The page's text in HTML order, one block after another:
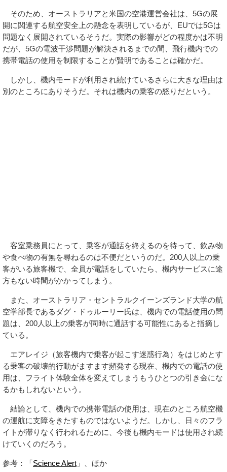
そのため、オーストラリアと米国の空港運営会社は、5Gの展
開に関連する航空安全上の懸念を表明しているが、EUでは5Gは
問題なく展開されているそうだ。実際の影響がどの程度かは不明
だが、5Gの電波干渉問題が解決されるまでの間、飛行機内での
携帯電話の使用を制限することが賢明であることは確かだ。
しかし、機内モードが利用され続けているさらに大きな理由は
別のところにありそうだ。それは機内の乗客の怒りだという。
客室乗務員にとって、乗客が通話を終えるのを待って、飲み物
や食べ物の有無を尋ねるのは不便だというのだ。200人以上の乗
客がいる旅客機で、全員が電話をしていたら、機内サービスに途
方もない時間がかかってしまう。
また、オーストラリア・セントラルクイーンズランド大学の航
空学部長であるダグ・ドゥルーリー氏は、機内での電話使用の問
題は、200人以上の乗客が同時に通話する可能性にあると指摘し
ている。
エアレイジ（旅客機内で乗客が起こす迷惑行為）をはじめとす
る乗客の破壊的行動がますます頻発する現在、機内での電話の使
用は、フライト体験全体を変えてしまうもうひとつの引き金にな
るかもしれないという。
結論として、機内での携帯電話の使用は、現在のところ航空機
の運航に支障をきたすものではないようだ。しかし、日々のフラ
イトが滞りなく行われるために、今後も機内モードは使用され続
けていくのだろう。
参考：「Science Alert 」、ほか